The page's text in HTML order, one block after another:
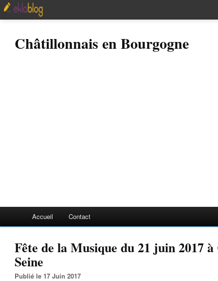
Châtillonnais en Bourgogne
Accueil Contact
Fête de la Musique du 21 juin 2017
Seine
Publié le 17 Juin 2017